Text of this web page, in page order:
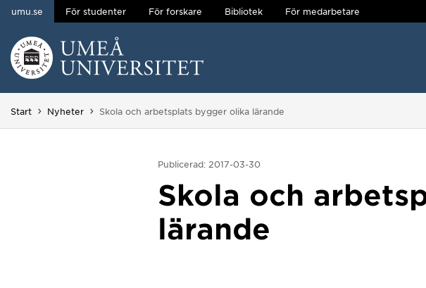
Hoppa direkt till innehållet
umu.se För studenter För forskare Bibliotek För medarbetare
Start Nyheter Du är här:
Skola och arbetsplats bygger olika lärande
Publicerad: 2017-03-30
Skola och
lärande